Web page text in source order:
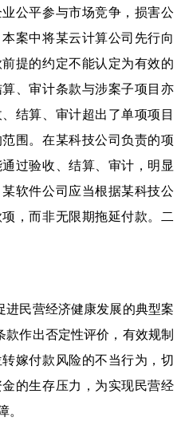
公平参与市场竞争，损害公
案中将某云计算公司先行向
提的约定不能认定为有效的
、审计条款与涉案子项目亦
结算、审计超出了单项项目
围。在某科技公司负责的项
过验收、结算、审计，明显
软件公司应当根据某科技公
，而非无限期拖延付款。二
民营经济健康发展的典型案
款作出否定性评价，有效规制
嫁付款风险的不当行为，切
的生存压力，为实现民营经
。